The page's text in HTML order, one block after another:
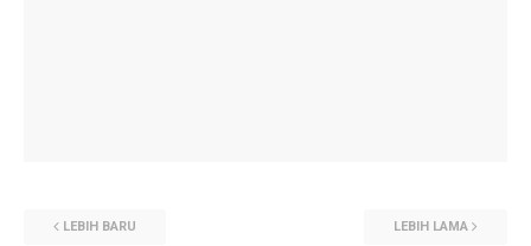
LEBIH BARU LEBIH LAMA